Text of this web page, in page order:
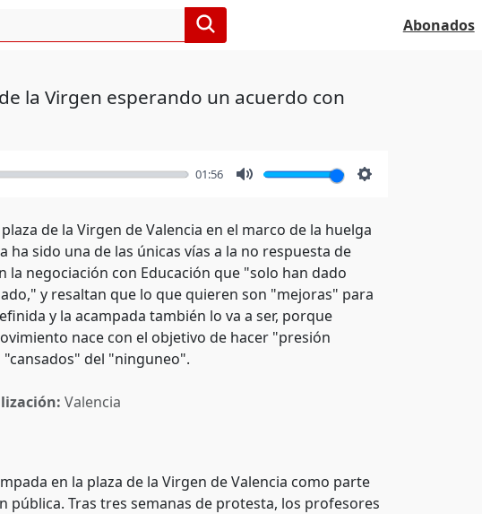
Abonados
la Virgen esperando un acuerdo con
01:56
de la Virgen de Valencia en el marco de la huelga
sido una de las únicas vías a la no respuesta de
negociación con Educación que "solo han dado
y resaltan que lo que quieren son "mejoras" para
y la acampada también lo va a ser, porque
nace con el objetivo de hacer "presión
del "ninguneo".
Valencia
en la plaza de la Virgen de Valencia como parte
Tras tres semanas de protesta, los profesores